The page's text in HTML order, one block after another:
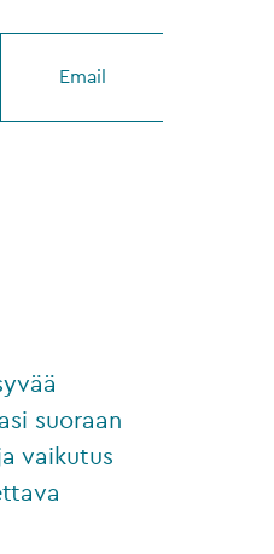
Email
suoraan
vaikutus